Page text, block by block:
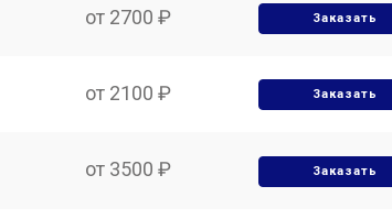
от 2700 ₽ Заказать
от 2100 ₽ Заказать
от 3500 ₽ Заказать